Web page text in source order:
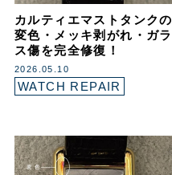
カルティエマストタンクの
変色・メッキ剥がれ・ガラ
ス傷を完全修復！
2026.05.10
WATCH REPAIR